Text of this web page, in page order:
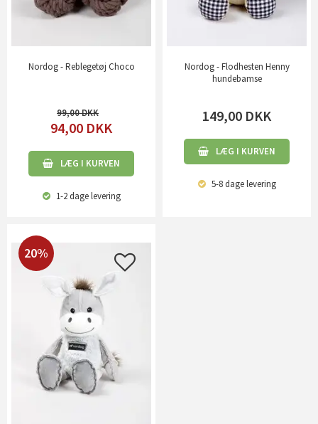
Nordog - Reblegetøj Choco
99,00
94,00 DKK
LÆG I KURVEN
1-2 dagelevering
Nordog - Flodhesten Henny
hundebamse
149,00 DKK
LÆG I KURVEN
5-8 dagelevering
20%